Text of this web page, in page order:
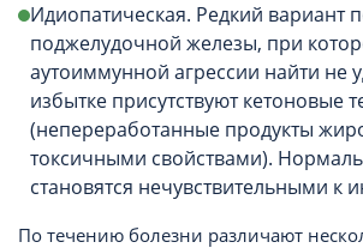
Идиопатическая. Редкий вариант
поджелудочной железы, при
аутоиммунной агрессии найти не
избытке присутствуют кетоновые
(непереработанные продукты
токсичными свойствами).
становятся нечувствительными к
По течению болезни различают